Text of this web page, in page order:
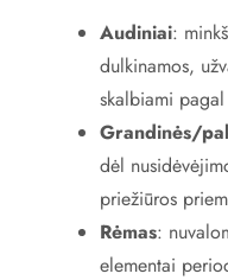
Audiniai:
dulkinamos,
skalbiami
Grandinės/
dėl
priežiūros
Rėmas:
elementai